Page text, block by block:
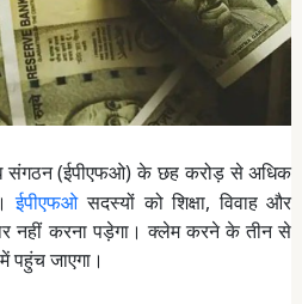
संगठन (ईपीएफओ) के छह करोड़ से अधिक
ईपीएफओसदस्यों को शिक्षा, विवाह और
नहीं करना पड़ेगा। क्लेम करने के तीन से
पहुंच जाएगा।